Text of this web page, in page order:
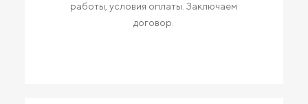
работы, условия оплаты. Заключаем
договор.